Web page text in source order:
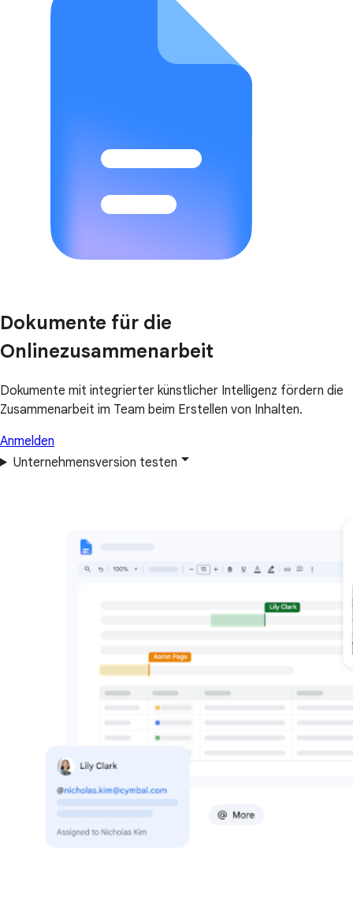
Dokumente für die
Onlinezusammenarbeit
Dokumente mit integrierter künstlicher Intelligenz fördern die
Zusammenarbeit im Team beim Erstellen von Inhalten.
Anmelden
Unternehmensversion testen